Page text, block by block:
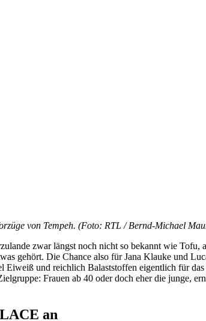
von Tempeh. (Foto: RTL / Bernd-Michael
zwar längst noch nicht so bekannt wie
gehört. Die Chance also für Jana Klauke und
und reichlich Balaststoffen eigentlich für
Frauen ab 40 oder doch eher die junge,
an